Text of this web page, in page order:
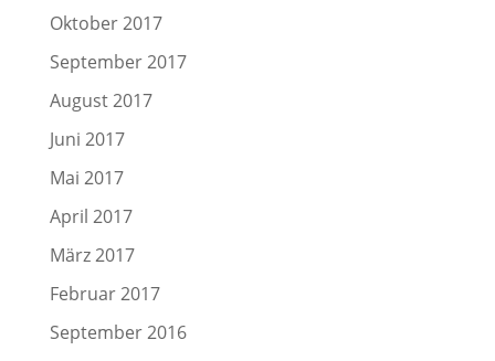
Oktober 2017
September 2017
August 2017
Juni 2017
Mai 2017
April 2017
März 2017
Februar 2017
September 2016